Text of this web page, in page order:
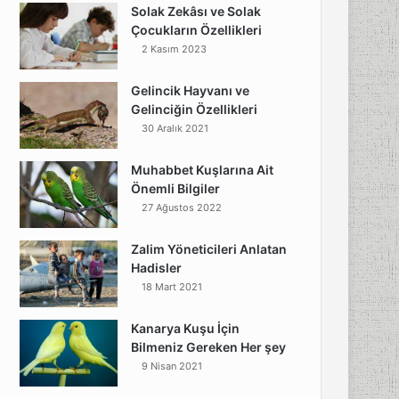
Solak Zekâsı ve Solak
Çocukların Özellikleri
2 Kasım 2023
Gelincik Hayvanı ve
Gelinciğin Özellikleri
30 Aralık 2021
Muhabbet Kuşlarına Ait
Önemli Bilgiler
27 Ağustos 2022
Zalim Yöneticileri Anlatan
Hadisler
18 Mart 2021
Kanarya Kuşu İçin
Bilmeniz Gereken Her şey
9 Nisan 2021